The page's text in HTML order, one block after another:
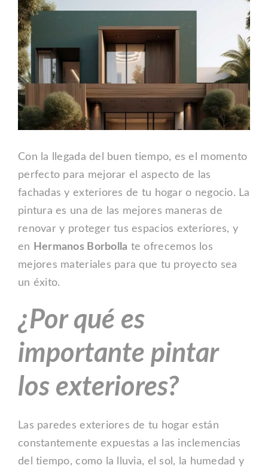
Blog
Outlet
Contacto
Ver
imagen
más
grande
Con la llegada del buen tiempo, es el momento
perfecto para mejorar el aspecto de las
fachadas y exteriores de tu hogar o negocio. La
pintura es una de las mejores maneras de
renovar y proteger tus espacios exteriores, y
en
Hermanos Borbolla te ofrecemos los
mejores materiales para que tu proyecto sea
un éxito.
¿Por qué es
importante pintar
los exteriores?
Las paredes exteriores de tu hogar están
constantemente expuestas a las inclemencias
del tiempo, como la lluvia, el sol, la humedad y